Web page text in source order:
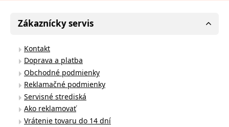
Zákaznícky servis
Kontakt
Doprava a platba
Obchodné podmienky
Reklamačné podmienky
Servisné strediská
Ako reklamovať
Vrátenie tovaru do 14 dní